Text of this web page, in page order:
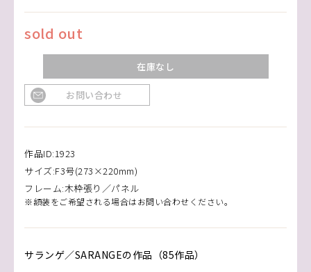
sold out
在庫なし
お問い合わせ
作品ID:1923
サイズ:F3号(273×220mm)
フレーム:木枠張り／パネル
※額装をご希望される場合はお問い合わせください。
サランゲ／SARANGEの作品（85作品）